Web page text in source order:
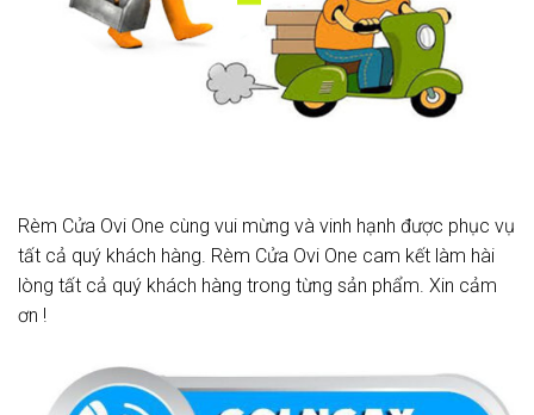
Rèm Cửa Ovi One cùng vui mừng và vinh hạnh được phục vụ
tất cả quý khách hàng. Rèm Cửa Ovi One cam kết làm hài
lòng tất cả quý khách hàng trong từng sản phẩm. Xin cảm
ơn !